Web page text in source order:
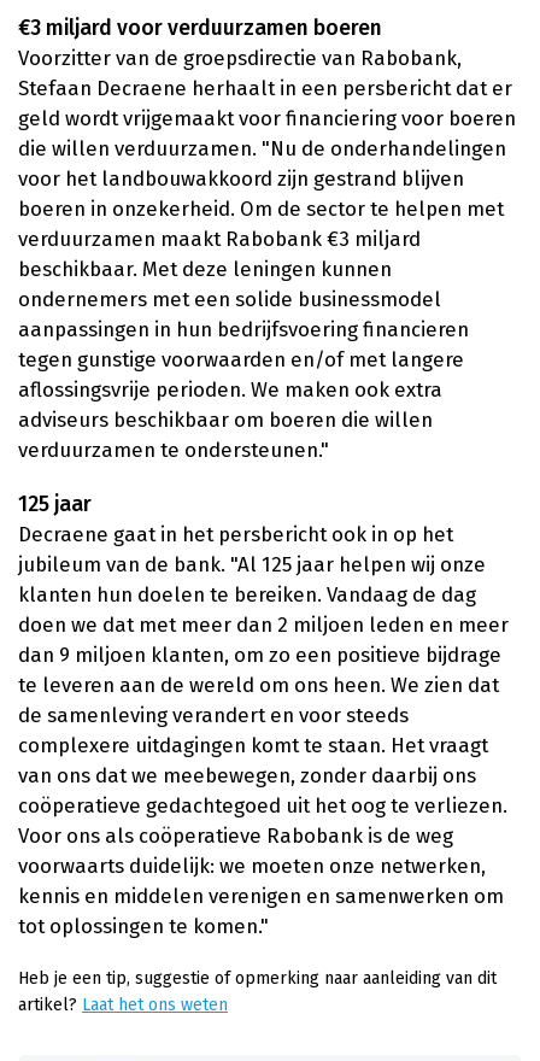
€3 miljard voor verduurzamen boeren
Voorzitter van de groepsdirectie van Rabobank,
Stefaan Decraene herhaalt in een persbericht dat er
geld wordt vrijgemaakt voor financiering voor boeren
die willen verduurzamen. "Nu de onderhandelingen
voor het landbouwakkoord zijn gestrand blijven
boeren in onzekerheid. Om de sector te helpen met
verduurzamen maakt Rabobank €3 miljard
beschikbaar. Met deze leningen kunnen
ondernemers met een solide businessmodel
aanpassingen in hun bedrijfsvoering financieren
tegen gunstige voorwaarden en/of met langere
aflossingsvrije perioden. We maken ook extra
adviseurs beschikbaar om boeren die willen
verduurzamen te ondersteunen."
125 jaar
Decraene gaat in het persbericht ook in op het
jubileum van de bank. "Al 125 jaar helpen wij onze
klanten hun doelen te bereiken. Vandaag de dag
doen we dat met meer dan 2 miljoen leden en meer
dan 9 miljoen klanten, om zo een positieve bijdrage
te leveren aan de wereld om ons heen. We zien dat
de samenleving verandert en voor steeds
complexere uitdagingen komt te staan. Het vraagt
van ons dat we meebewegen, zonder daarbij ons
coöperatieve gedachtegoed uit het oog te verliezen.
Voor ons als coöperatieve Rabobank is de weg
voorwaarts duidelijk: we moeten onze netwerken,
kennis en middelen verenigen en samenwerken om
tot oplossingen te komen."
Heb je een tip, suggestie of opmerking naar aanleiding van dit
artikel? Laat het ons weten